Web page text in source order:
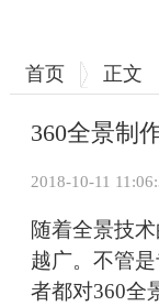
首页 正文
360全景制
2018-10-11
随着全景技术
越广。不管
者都对360全